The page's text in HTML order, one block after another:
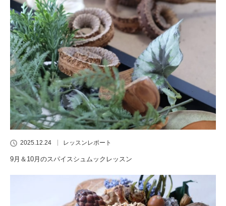
2025.12.24 レッスンレポート
9月＆10月のスパイスシュムックレッスン